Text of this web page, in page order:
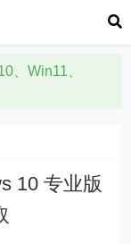
、Win11、
10 专业版